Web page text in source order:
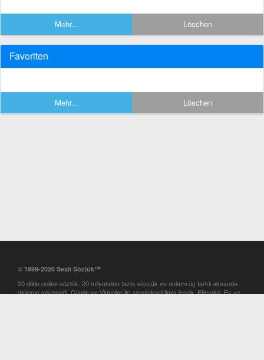
Mehr... Löschen
Favoriten
Mehr... Löschen
© 1999-2026 Sesli Sözlük™
20 dilde online sözlük. 20 milyondan fazla sözcük ve anlamı üç farklı aksanda
dinleme seçeneği. Cümle ve Videolar ile zenginleştirilmiş içerik. Etimoloji, Eş ve